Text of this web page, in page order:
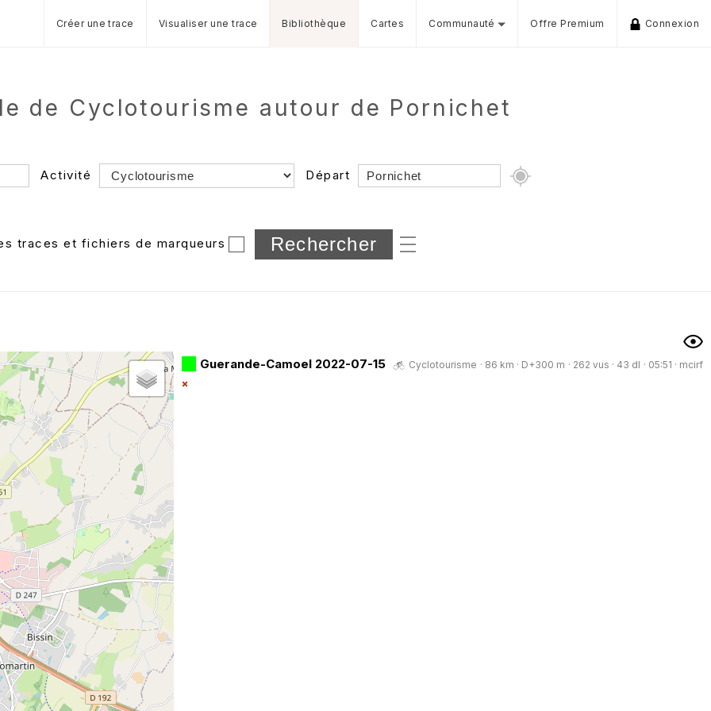
Créer une trace Visualiser une trace Bibliothèque Cartes Communauté Offre Premium Connexion
de Cyclotourisme autour de Pornichet
Activité Départ
Dossier
et sous-dossiers
traces et fichiers de marqueurs
Guerande-Camoel 2022-07-15 Cyclotourisme · 86 km · D+300 m · 262 vus · 43 dl · 05:51 · mcirf